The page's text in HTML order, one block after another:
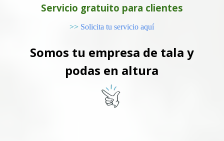
Servicio gratuito para clientes
>> Solicita tu servicio aquí
Somos tu empresa de tala y
podas en altura